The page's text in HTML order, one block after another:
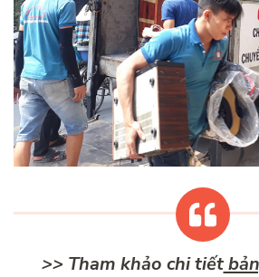
>> Tham khảo chi tiết